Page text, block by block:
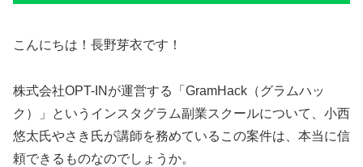
こんにちは！長野芽衣です！
株式会社OPT-INが運営する「GramHack（グラムハッ
ク）」というインスタグラム副業スクールについて、小西
悠太氏やさき氏が講師を務めているこの案件は、本当に信
頼できるものなのでしょうか。